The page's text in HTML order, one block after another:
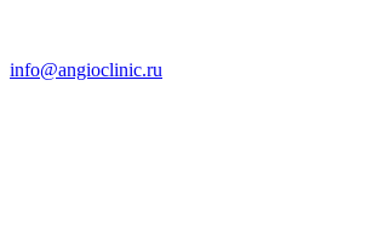
info@angioclinic.ru